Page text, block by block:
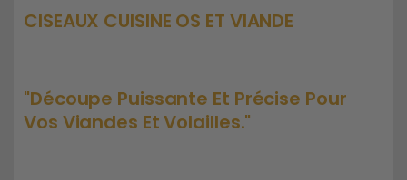
CISEAUX CUISINE OS ET VIANDE
"Découpe Puissante Et Précise Pour
Vos Viandes Et Volailles."